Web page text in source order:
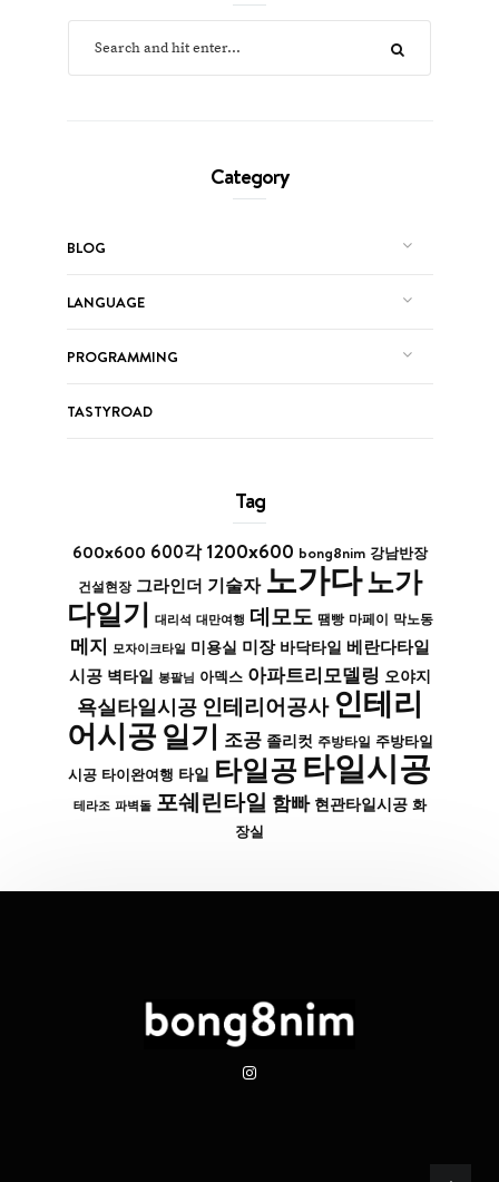
Category
BLOG
LANGUAGE
PROGRAMMING
TASTYROAD
Tag
600x600 600각 1200x600 bong8nim 강남반장
건설현장 그라인더 기술자 노가다노가
다일기 대리석 대만여행 데모도 땜빵 마페이 막노동
메지 모자이크타일 미용실 미장 바닥타일 베란다타일
시공 벽타일 봉팔님 아덱스 아파트리모델링 오야지
욕실타일시공 인테리어공사 인테리
어시공 일기 조공 졸리컷 주방타일 주방타일
시공 타이완여행 타일 타일공타일시공
테라조 파벽돌 포쉐린타일 함빠 현관타일시공 화
장실